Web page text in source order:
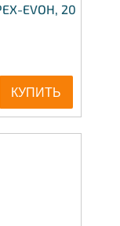
EVOH, 20
КУПИТЬ